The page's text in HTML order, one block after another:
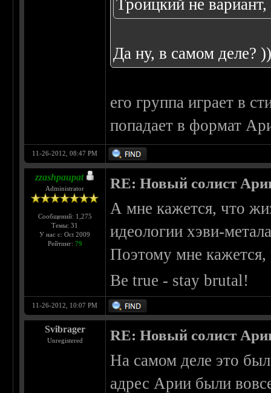
Троицкий не
Да ну, в самом деле?
его группа играет в
попадает в формат
11-26-2012, 08:47 PM
zzashpaupat
Administrator
Сообщений: 1,275
Темы: 31
У нас с: Oct 2009
Рейтинг: 79
RE: Новый солист
А мне кажется, что
идеологии хэви-
Поэтому мне
Be true - stay brutal!
11-26-2012, 10:07 PM
Svibrager
Unregistered RE: Новый солист
На самом деле это
адрес Арии были